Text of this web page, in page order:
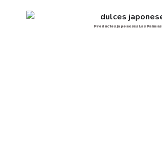
Productos japoneses Las Palmas